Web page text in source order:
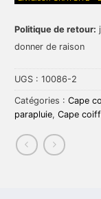
Politique de retour:
donner de raison
UGS : 10086-2
Catégories : Cape
parapluie, Cape